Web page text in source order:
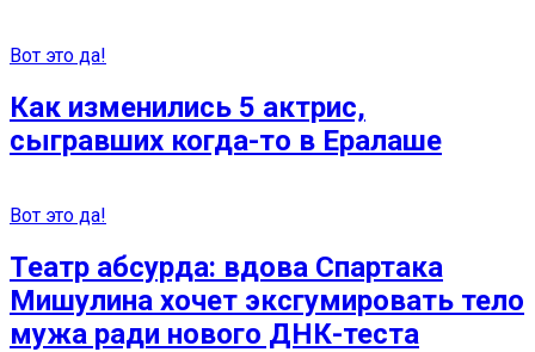
Вот это да!
Как изменились 5 актрис,
сыгравших когда-то в Ералаше
Вот это да!
Театр абсурда: вдова Спартака
Мишулина хочет эксгумировать тело
мужа ради нового ДНК-теста